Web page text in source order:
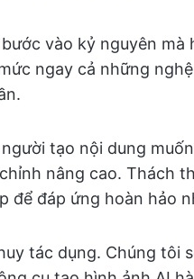
vào kỷ nguyên mà
ngay cả những
tạo nội dung
nâng cao. Thách
để đáp ứng hoàn hảo
tác dụng. Chúng tôi